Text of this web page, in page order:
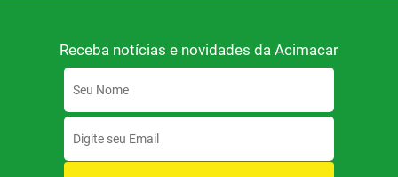
Receba notícias e novidades da Acimacar